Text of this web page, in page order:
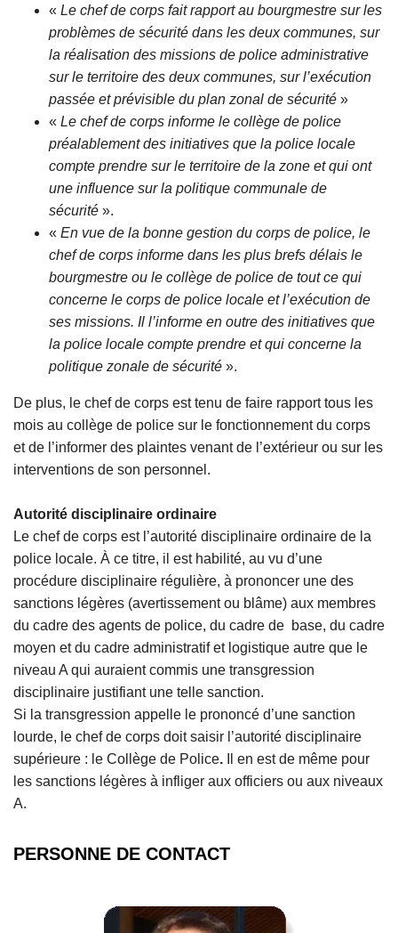
« Le chef de corps fait rapport au bourgmestre sur les
problèmes de sécurité dans les deux communes, sur
la réalisation des missions de police administrative
sur le territoire des deux communes, sur l’exécution
passée et prévisible du plan zonal de sécurité »
« Le chef de corps informe le collège de police
préalablement des initiatives que la police locale
compte prendre sur le territoire de la zone et qui ont
une influence sur la politique communale de
sécurité ».
« En vue de la bonne gestion du corps de police, le
chef de corps informe dans les plus brefs délais le
bourgmestre ou le collège de police de tout ce qui
concerne le corps de police locale et l’exécution de
ses missions. Il l’informe en outre des initiatives que
la police locale compte prendre et qui concerne la
politique zonale de sécurité ».
De plus, le chef de corps est tenu de faire rapport tous les
mois au collège de police sur le fonctionnement du corps
et de l’informer des plaintes venant de l’extérieur ou sur les
interventions de son personnel.
Autorité disciplinaire ordinaire
Le chef de corps est l’autorité disciplinaire ordinaire de la
police locale. À ce titre, il est habilité, au vu d’une
procédure disciplinaire régulière, à prononcer une des
sanctions légères (avertissement ou blâme) aux membres
du cadre des agents de police, du cadre de base, du cadre
moyen et du cadre administratif et logistique autre que le
niveau A qui auraient commis une transgression
disciplinaire justifiant une telle sanction.
Si la transgression appelle le prononcé d’une sanction
lourde, le chef de corps doit saisir l’autorité disciplinaire
supérieure : le Collège de Police.
Il en est de même pour
les sanctions légères à infliger aux officiers ou aux niveaux
A.
PERSONNE DE CONTACT